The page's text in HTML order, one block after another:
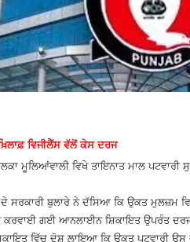
ਵਿਜੀਲੈਂਸ ਵੱਲੋਂ ਕੇਸ ਦਰਜ
ਮੂਲਿਆਂਵਾਲੀ ਵਿਖੇ ਤਾਇਨਾਤ ਮਾਲ
ਦੇ ਸਰਕਾਰੀ ਬੁਲਾਰੇ ਨੇ ਦੱਸਿਆ ਕਿ ਉਕਤ ਮੁਲਜ਼ਮ
ਕਰਵਾਈ ਗਈ ਆਨਲਾਈਨ ਸ਼ਿਕਾਇਤ ਉਪਰੰਤ
ਵਿੱਚ ਦੋਸ਼ ਲਾਇਆ ਕਿ ਉਕਤ ਪਟਵਾਰੀ